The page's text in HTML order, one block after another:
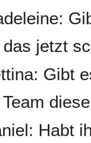
jetzt
Gibt
Habt